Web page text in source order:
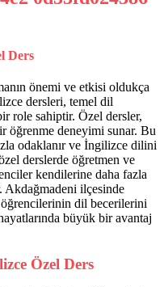
Ders
önemi ve etkisi oldukça
dersleri, temel dil
role sahiptir. Özel dersler,
öğrenme deneyimi sunar. Bu
odaklanır ve İngilizce dilini
derslerde öğretmen ve
kendilerine daha fazla
Akdağmadeni ilçesinde
dil becerilerini
büyük bir avantaj
Özel Ders